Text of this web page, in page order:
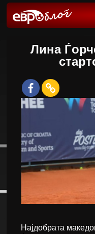
Лина
Најдобрата